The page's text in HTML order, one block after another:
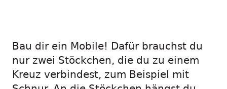
Bau dir ein Mobile! Dafür brauchst du
nur zwei Stöckchen, die du zu einem
Kreuz verbindest, zum Beispiel mit